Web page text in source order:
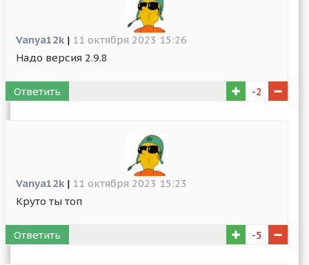
Vanya12k | 11 октября 2023 15:26
Надо версия 2.9.8
Ответить -2
Vanya12k | 11 октября 2023 15:23
Круто ты топ
Ответить -5